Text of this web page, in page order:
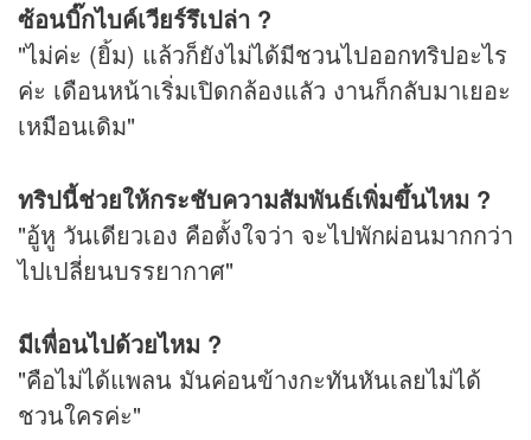
ซ้อนบิ๊กไบค์เวียร์รึเปล่า ?
"ไม่ค่ะ (ยิ้ม) แล้วก็ยังไม่ได้มีชวนไปออกทริปอะไร
ค่ะ เดือนหน้าเริ่มเปิดกล้องแลัว งานก็กลับมาเยอะ
เหมือนเดิม"
ทริปนี้ช่วยให้กระชับความสัมพันธ์เพิ่มขึ้นไหม ?
"อู้หู วันเดียวเอง คือตั้งใจว่า จะไปพักผ่อนมากกว่า
ไปเปลี่ยนบรรยากาศ"
มีเพื่อนไปด้วยไหม ?
"คือไม่ได้แพลน มันค่อนข้างกะทันหันเลยไม่ได้
ชวนใครค่ะ"